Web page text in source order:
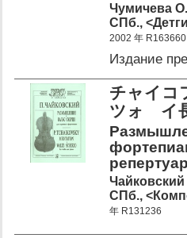
Чумичева О.
СПб.,
2002 年 R163660
Издание
チャイ
ツォ イ
СПб.,
年 R131236